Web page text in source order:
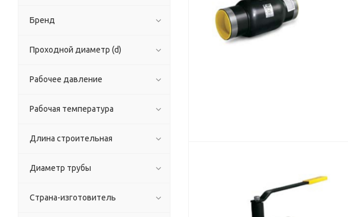
Бренд
Проходной диаметр (d)
Рабочее давление
Рабочая температура
Длина строительная
Диаметр трубы
Страна-изготовитель